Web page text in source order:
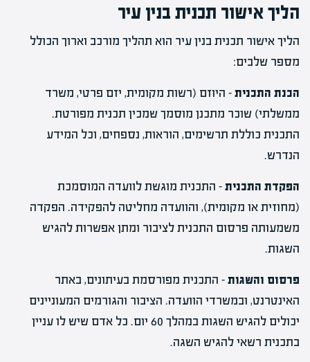
הליך אישור תכנית בנין עיר
הליך אישור תכנית בנין עיר הוא תהליך מורכב וארוך הכולל
מספר שלבים:
הכנת התכנית– היוזם (רשות מקומית, יזם פרטי, משרד
ממשלתי) שוכר מתכנן מוסמך שמכין תכנית מפורטת.
התכנית כוללת תרשימים, הוראות, נספחים, וכל המידע
הנדרש.
הפקדת התכנית– התכנית מוגשת לוועדה המוסמכת
(מחוזית או מקומית), והוועדה מחליטה להפקידה. הפקדה
משמעותה פרסום התכנית לציבור ומתן אפשרות להגיש
השגות.
פרסום והשגות– התכנית מפורסמת בעיתונים, באתר
האינטרנט, ובמשרדי הוועדה. הציבור והגורמים המעוניינים
יכולים להגיש השגות במהלך 60 יום. כל אדם שיש לו עניין
בתכנית רשאי להגיש השגה.